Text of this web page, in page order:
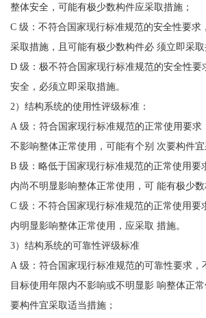
整体安全，可能有极少数构件应采取措施；
C 级：不符合国家现行标准规范的安全性要求
采取措施，且可能有极少数构件必 须立即采取
D 级：极不符合国家现行标准规范的安全性要
安全，必须立即采取措施。
2）结构系统的使用性评级标准：
A 级：符合国家现行标准规范的正常使用要求
不影响整体正常使用，可能有个别 次要构件宜
B 级：略低于国家现行标准规范的正常使用要
内尚不明显影响整体正常使用，可 能有极少数
C 级：不符合国家现行标准规范的正常使用要
内明显影响整体正常使用，应采取 措施。
3）结构系统的可靠性评级标准
A 级：符合国家现行标准规范的可靠性要求，
目标使用年限内不影响或不明显影 响整体正
要构件宜采取适当措施；